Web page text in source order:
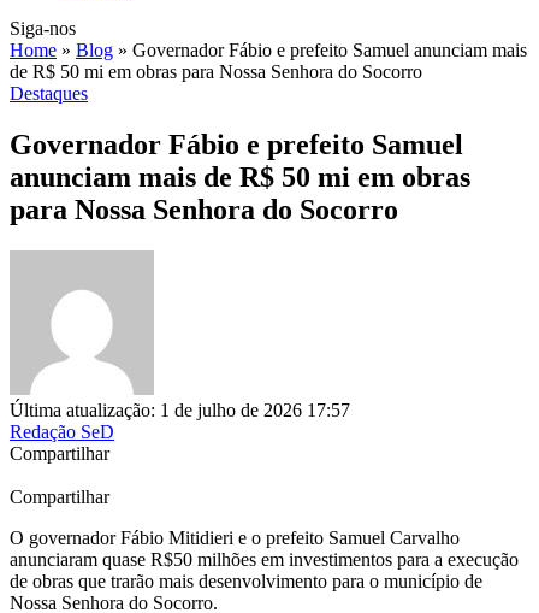
Siga-nos
Home » Blog » Governador Fábio e prefeito Samuel anunciam mais
de R$ 50 mi em obras para Nossa Senhora do Socorro
Destaques
Governador Fábio e prefeito Samuel
anunciam mais de R$ 50 mi em obras
para Nossa Senhora do Socorro
Última atualização: 1 de julho de 2026 17:57
Redação SeD
Compartilhar
Compartilhar
O governador Fábio Mitidieri e o prefeito Samuel Carvalho
anunciaram quase R$50 milhões em investimentos para a execução
de obras que trarão mais desenvolvimento para o município de
Nossa Senhora do Socorro.